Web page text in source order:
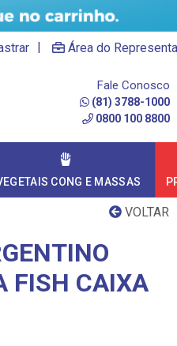
| Área do
Fale Conosco
(81) 3788-1000
0800 100 8800
CONG E MASSAS
VOLTAR
FISH CAIXA